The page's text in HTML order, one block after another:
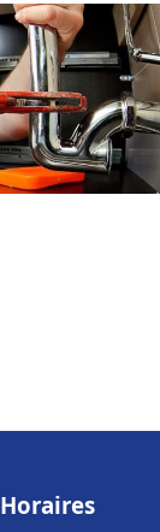
Horaires